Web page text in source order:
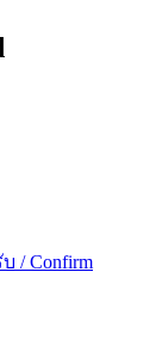
/ Confirm